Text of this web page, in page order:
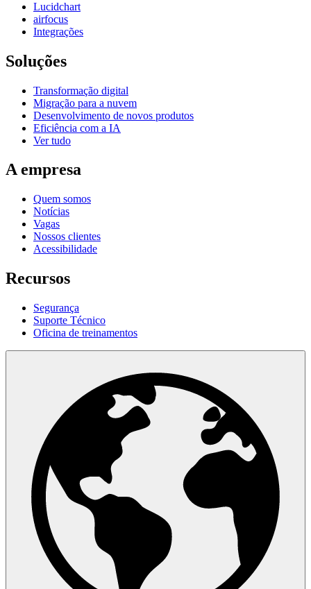
Lucidchart
airfocus
Integrações
Soluções
Transformação digital
Migração para a nuvem
Desenvolvimento de novos produtos
Eficiência com a IA
Ver tudo
A empresa
Quem somos
Notícias
Vagas
Nossos clientes
Acessibilidade
Recursos
Segurança
Suporte Técnico
Oficina de treinamentos